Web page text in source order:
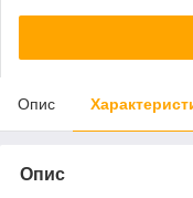
Опис
Опис